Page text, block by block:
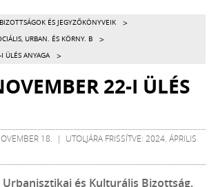
BIZOTTSÁGOK ÉS JEGYZŐKÖNYVEIK >
URBAN. ÉS KÖRNY. B >
ÜLÉS ANYAGA >
22-I ÜLÉS
18. | UTOLJÁRA FRISSÍTVE: 2024. ÁPRILIS
Urbanisztikai és Kulturális Bizottság,